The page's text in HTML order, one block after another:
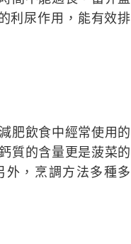
利尿作用，能有效排
飲食中經常使用的
質的含量更是菠菜的
，烹調方法多種多